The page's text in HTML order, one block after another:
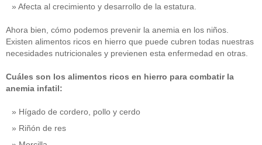
Afecta al crecimiento y desarrollo de la estatura.
Ahora bien, cómo podemos prevenir la anemia en los niños.
Existen alimentos ricos en hierro que puede cubren todas nuestras
necesidades nutricionales y previenen esta enfermedad en otras.
Cuáles son los alimentos ricos en hierro para combatir la
anemia infatil:
Hígado de cordero, pollo y cerdo
Riñón de res